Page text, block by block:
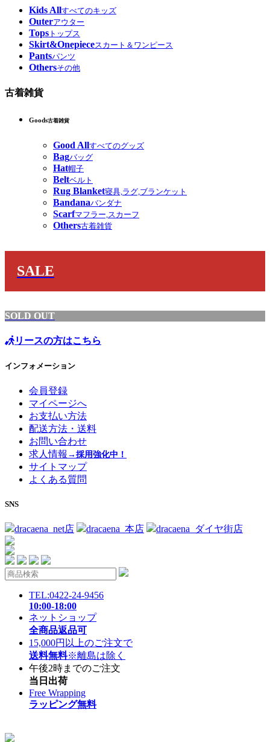
Kids Allすべてのキッズ
Outerアウター
Tops トップス
Skirt&Onepieceスカート＆ワンピース
Pantsパンツ
Othersその他
古着雑貨
Goods古着雑貨
Good Allすべてのグッズ
Bagバッグ
Hat帽子
Beltベルト
Rug Blanket寝具,ラグ,ブランケット
Bandanaバンダナ
Scarfマフラー,スカーフ
Others古着雑貨
SALE
SOLD OUT
リースの方はこちら
インフォメーション
会員登録
マイページへ
お支払い方法
配送方法・送料
お問い合わせ
求人情報 →採用強化中！
サイトマップ
よくある質問
SNS
dracaena_net店 dracaena_本店 dracaena_ダイヤ街店
TEL:0422-24-9456
10:00-18:00
ネットショップ
全商品返品可
15,000円以上のご注文で
送料無料※離島は除く
午後2時までのご注文
当日出荷
Free Wrapping
ラッピング無料